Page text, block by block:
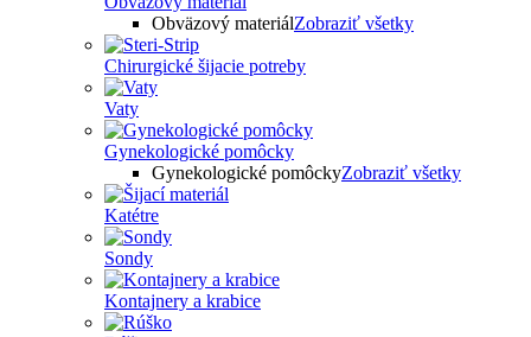
Obväzový materiálZobraziť všetky
Chirurgické šijacie potreby
Vaty
Gynekologické pomôcky
Gynekologické pomôckyZobraziť všetky
Katétre
Sondy
Kontajnery a krabice